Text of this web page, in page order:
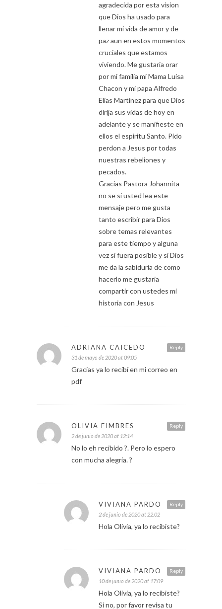
agradecida por esta vision
que Dios ha usado para
llenar mi vida de amor y de
paz aun en estos momentos
cruciales que estamos
viviendo. Me gustaria orar
por mi familia mi Mama Luisa
Chacon y mi papa Alfredo
Elias Martinez para que Dios
dirija sus vidas de hoy en
adelante y se manifieste en
ellos el espiritu Santo. Pido
perdon a Jesus por todas
nuestras rebeliones y
pecados.
Gracias Pastora Johannita
no se si usted lea este
mensaje pero me gusta
tanto escribir para Dios
sobre temas relevantes
para este tiempo y alguna
vez si fuera posible y si Dios
me da la sabiduria de como
hacerlo me gustaria
compartir con ustedes mi
historia con Jesus
Reply
ADRIANA CAICEDO
31 de mayo de 2020 at 09:05
Gracias ya lo recibí en mi correo en
pdf
Reply
OLIVIA FIMBRES
2 de junio de 2020 at 12:14
No lo eh recibido ?. Pero lo espero
con mucha alegría. ?
Reply
VIVIANA PARDO
2 de junio de 2020 at 22:02
Hola Olivia, ya lo recibiste?
Reply
VIVIANA PARDO
10 de junio de 2020 at 17:09
Hola Olivia, ya lo recibiste?
Si no, por favor revisa tu